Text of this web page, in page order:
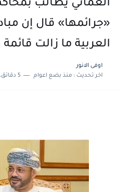
العُماني يطالب
«جرائمها» قال إن
العربية ما زالت
اوفى الانور
اخر تحديث :منذ بضع اعوام 5 دقائق للقراءة